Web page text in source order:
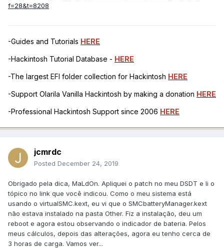
f=28&t=8208
-Guides and Tutorials HERE
-Hackintosh Tutorial Database - HERE
-The largest EFI folder collection for Hackintosh HERE
-Support Olarila Vanilla Hackintosh by making a donation HERE
-Professional Hackintosh Support since 2006 HERE
jcmrdc
Posted December 24, 2019
Obrigado pela dica, MaLdOn. Apliquei o patch no meu DSDT e li o
tópico no link que você indicou. Como o meu sistema está
usando o virtualSMC.kext, eu vi que o SMCbatteryManager.kext
não estava instalado na pasta Other. Fiz a instalação, deu um
reboot e agora estou observando o indicador de bateria. Pelos
meus cálculos, depois das alterações, agora eu tenho cerca de
3 horas de carga. Vamos ver...